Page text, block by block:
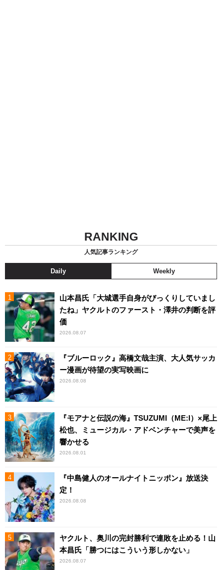
RANKING
人気記事ランキング
Daily Weekly
山本昌氏「大城選手自身がびっくりしていまし
たね」ヤクルトのファースト・澤井の判断を評
価
2026.08.07
『ブルーロック』高橋文哉主演、大人気サッカ
ー漫画が待望の実写映画に
2026.08.08
『モアナと伝説の海』TSUZUMI（ME:I）×尾上
松也、ミュージカル・アドベンチャーで美声を
響かせる
2026.08.01
『中島健人のオールナイトニッポン』放送決
定！
2026.08.08
ヤクルト、奥川の完封勝利で連敗を止める！山
本昌氏「勝つにはこういう形しかない」
2026.08.07